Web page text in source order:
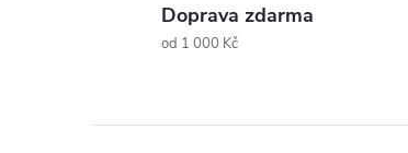
Doprava zdarma
od 1 000 Kč